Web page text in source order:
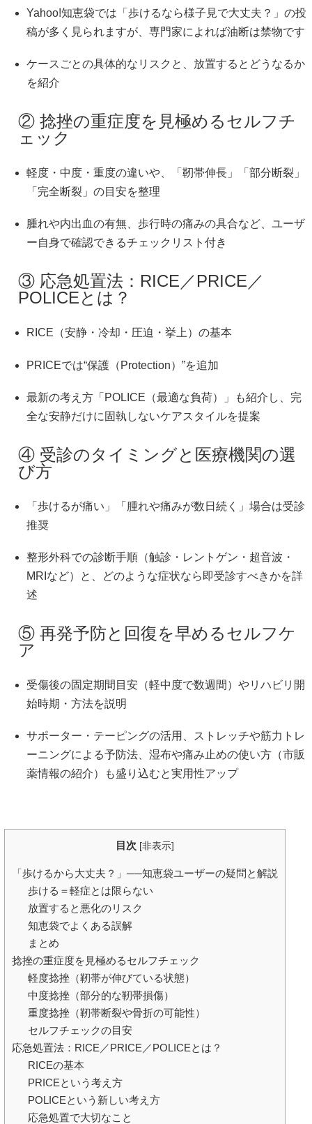
Yahoo!知恵袋では「歩けるなら様子見で大丈夫？」の投
稿が多く見られますが、専門家によれば油断は禁物です
ケースごとの具体的なリスクと、放置するとどうなるか
を紹介
② 捻挫の重症度を見極めるセルフチ
ェック
軽度・中度・重度の違いや、「靭帯伸長」「部分断裂」
「完全断裂」の目安を整理
腫れや内出血の有無、歩行時の痛みの具合など、ユーザ
ー自身で確認できるチェックリスト付き
③ 応急処置法：RICE／PRICE／
POLICEとは？
RICE（安静・冷却・圧迫・挙上）の基本
PRICEでは“保護（Protection）”を追加
最新の考え方「POLICE（最適な負荷）」も紹介し、完
全な安静だけに固執しないケアスタイルを提案
④ 受診のタイミングと医療機関の選
び方
「歩けるが痛い」「腫れや痛みが数日続く」場合は受診
推奨
整形外科での診断手順（触診・レントゲン・超音波・
MRIなど）と、どのような症状なら即受診すべきかを詳
述
⑤ 再発予防と回復を早めるセルフケ
ア
受傷後の固定期間目安（軽中度で数週間）やリハビリ開
始時期・方法を説明
サポーター・テーピングの活用、ストレッチや筋力トレ
ーニングによる予防法、湿布や痛み止めの使い方（市販
薬情報の紹介）も盛り込むと実用性アップ
目次 [非表示]
「歩けるから大丈夫？」──知恵袋ユーザーの疑問と解説
歩ける＝軽症とは限らない
放置すると悪化のリスク
知恵袋でよくある誤解
まとめ
捻挫の重症度を見極めるセルフチェック
軽度捻挫（靭帯が伸びている状態）
中度捻挫（部分的な靭帯損傷）
重度捻挫（靭帯断裂や骨折の可能性）
セルフチェックの目安
応急処置法：RICE／PRICE／POLICEとは？
RICEの基本
PRICEという考え方
POLICEという新しい考え方
応急処置で大切なこと